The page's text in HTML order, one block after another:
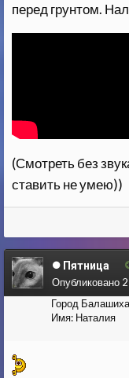
перед грунтом.
(Смотреть без
ставить не умею))
Пятница
Город
Имя: Наталия
Опубликовано